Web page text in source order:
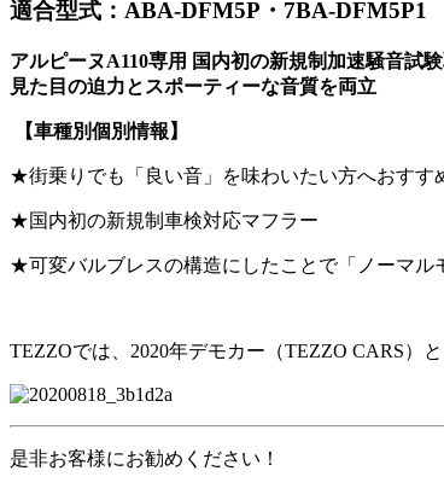
適合型式：ABA-DFM5P・7BA-DFM5P1
アルピーヌA110専用 国内初の新規制加速騒音試
見た目の迫力とスポーティーな音質を両立
【車種別個別情報】
★街乗りでも「良い音」を味わいたい方へおすす
★国内初の新規制車検対応マフラー
★可変バルブレスの構造にしたことで「ノーマル
TEZZOでは、 2020年デモカー（TEZZO CARS）
是非お客様にお勧めください！